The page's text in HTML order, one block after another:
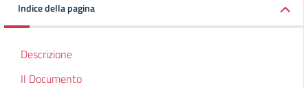
Indice della pagina
Descrizione
Il Documento